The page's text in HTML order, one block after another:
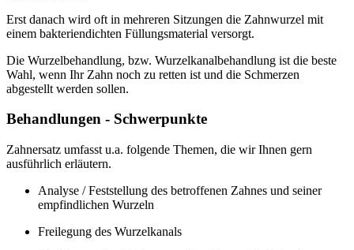
Erst danach wird oft in mehreren Sitzungen die Zahnwurzel mit
einem bakteriendichten Füllungsmaterial versorgt.
Die Wurzelbehandlung, bzw. Wurzelkanalbehandlung ist die beste
Wahl, wenn Ihr Zahn noch zu retten ist und die Schmerzen
abgestellt werden sollen.
Behandlungen - Schwerpunkte
Zahnersatz umfasst u.a. folgende Themen, die wir Ihnen gern
ausführlich erläutern.
Analyse / Feststellung des betroffenen Zahnes und seiner
empfindlichen Wurzeln
Freilegung des Wurzelkanals